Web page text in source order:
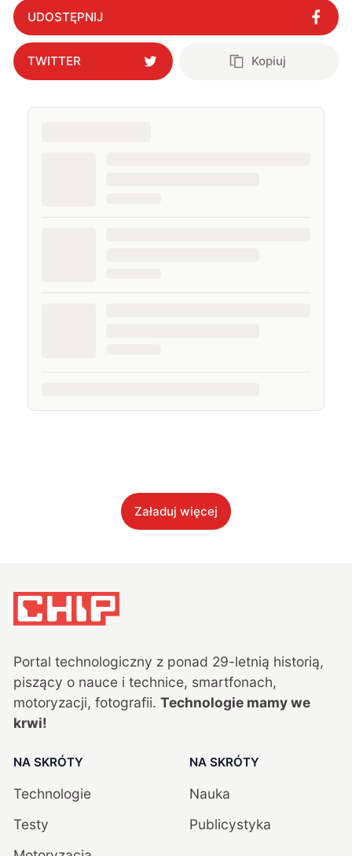
UDOSTĘPNIJ
TWITTER Kopiuj
Załaduj więcej
Portal technologiczny z ponad 29-letnią historią,
piszący o nauce i technice, smartfonach,
motoryzacji, fotografii. Technologie mamy we
krwi!
NA SKRÓTY
Technologie
Testy
NA SKRÓTY
Nauka
Publicystyka